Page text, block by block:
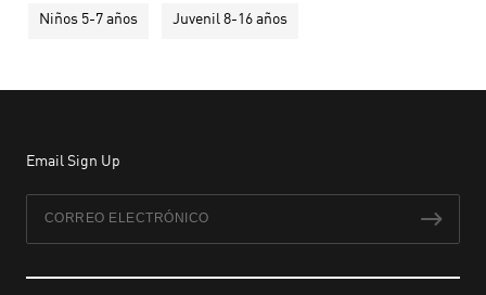
Niños 5-7 años Juvenil 8-16 años